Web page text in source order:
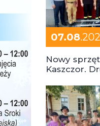
07.08
Nowy
Kaszczor.